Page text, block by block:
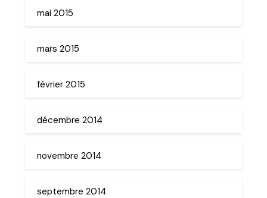
mai 2015
mars 2015
février 2015
décembre 2014
novembre 2014
septembre 2014